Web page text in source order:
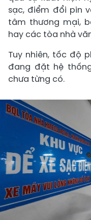
sạc, điểm đổi pin
tâm thương mại,
hay các tòa nhà
Tuy nhiên, tốc độ
đang đặt hệ
chưa từng có.